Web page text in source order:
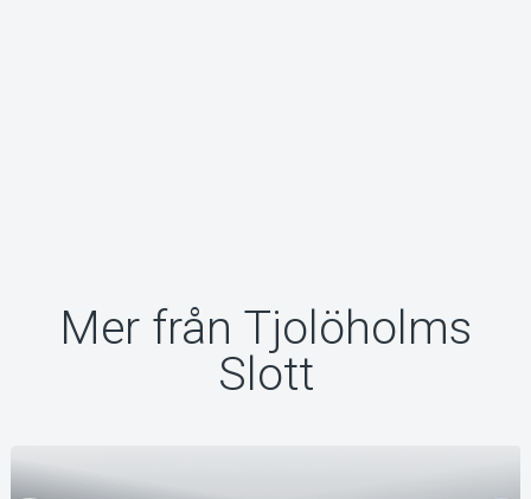
Mer från Tjolöholms
Slott